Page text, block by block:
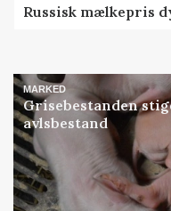
Russisk mælkepris
MARKED
Grisebestanden
avlsbestand